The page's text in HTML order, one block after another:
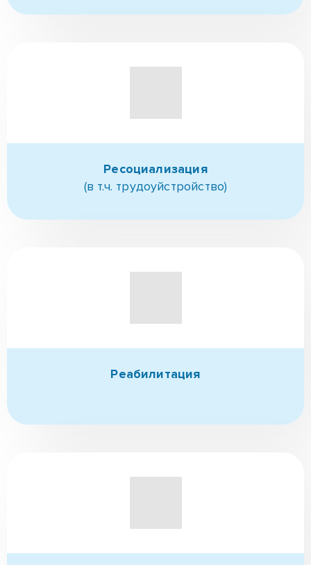
Ресоциализация
(в т.ч. трудоуйстройство)
Реабилитация